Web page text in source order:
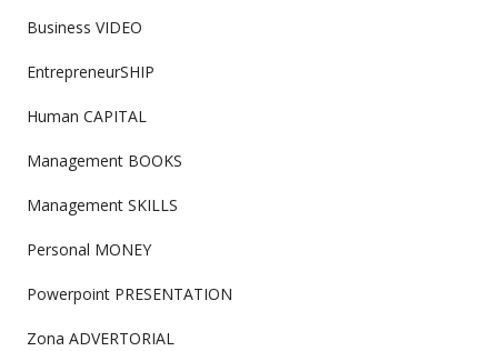
Business VIDEO
EntrepreneurSHIP
Human CAPITAL
Management BOOKS
Management SKILLS
Personal MONEY
Powerpoint PRESENTATION
Zona ADVERTORIAL